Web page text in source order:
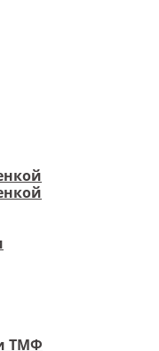
ТМФ